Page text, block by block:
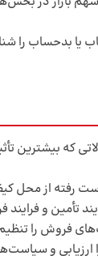
بدحساب را
که بیشترین
دست رفته از
تأمین و
فروش را تنظیم
و